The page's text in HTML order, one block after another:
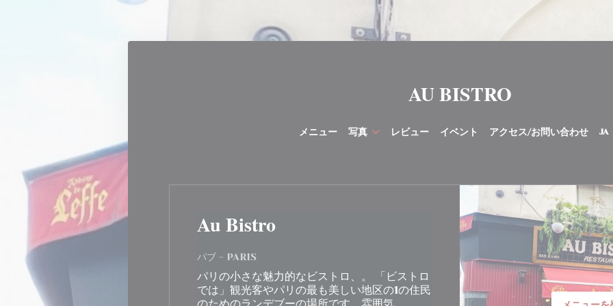
クッキー利用の管理について
AU BISTRO
メニュー 写真 レビュー イベント アクセス/お問い合わせ JA
Au Bistro
パブ - PARIS
パリの小さな魅力的なビストロ、。 「ビストロ
では」観光客やパリの最も美しい地区の1の住民